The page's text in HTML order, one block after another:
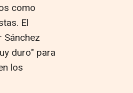
como
El
duro" para
los